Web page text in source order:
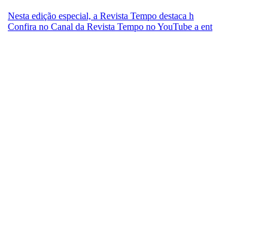
Nesta edição especial, a Revista Tempo destaca h
Confira no Canal da Revista Tempo no YouTube a ent